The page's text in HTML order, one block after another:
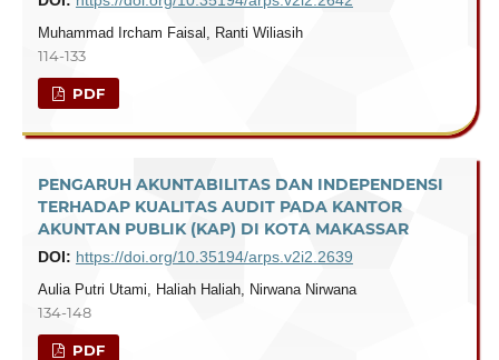
Muhammad Ircham Faisal, Ranti Wiliasih
114-133
PDF
PENGARUH AKUNTABILITAS DAN INDEPENDENSI
TERHADAP KUALITAS AUDIT PADA KANTOR
AKUNTAN PUBLIK (KAP) DI KOTA MAKASSAR
DOI: https://doi.org/10.35194/arps.v2i2.2639
Aulia Putri Utami, Haliah Haliah, Nirwana Nirwana
134-148
PDF